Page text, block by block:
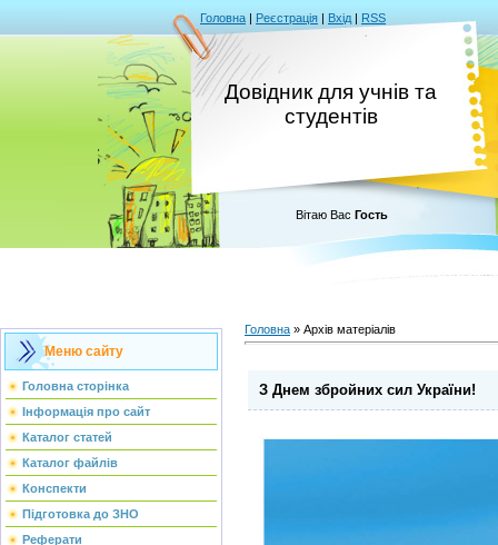
Головна | Реєстрація | Вхід | RSS
Довідник для учнів та
студентів
Вітаю Вас Гость
Меню сайту
Головна сторінка
Інформація про сайт
Каталог статей
Каталог файлів
Конспекти
Підготовка до ЗНО
Реферати
Головна » Архів матеріалів
З Днем збройних сил України!